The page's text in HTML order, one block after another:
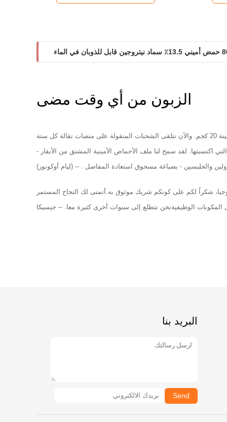
للذوبان في الماء قابل للذوبان في الماء بنسبة 80٪ سيولة ممتازة
الزبون من أي وقت مضى
عزيزي جون وفريق Shihong،لقد بدأنا بعينة 20 كجم. والآن نتلقى الشحنات المنقولة على منصات نقالة كل ستة
اكتسبتها. لقد سمح لنا ملف الأحماض الأمينية المشتق من الأبقار -
والجليسين - بصياغة مسحوق استعادة المفاصل . -- (ليام أوكونور)
شكراً لكم على كونكم شريك موثوق به.أتمنى لك النجاح المستمر
المكونات الوظيفيةنحن نتطلع إلى سنوات أخرى كثيرة معا. -- جيسيكا
البريد بنا
Send